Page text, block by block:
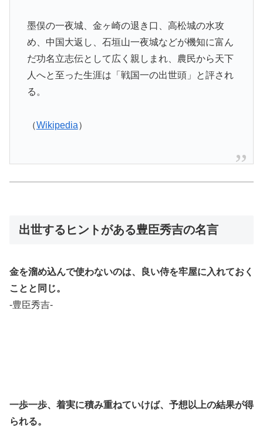
墨俣の一夜城、金ヶ崎の退き口、高松城の水攻
め、中国大返し、石垣山一夜城などが機知に富ん
だ功名立志伝として広く親しまれ、農民から天下
人へと至った生涯は「戦国一の出世頭」と評され
る。
（Wikipedia）
出世するヒントがある豊臣秀吉の名言
金を溜め込んで使わないのは、良い侍を牢屋に入れておく
ことと同じ。
-豊臣秀吉-
一歩一歩、着実に積み重ねていけば、予想以上の結果が得
られる。